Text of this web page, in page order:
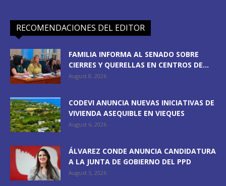
RECOMENDACIONES DEL EDITOR
FAMILIA INFORMA AL SENADO SOBRE
CIERRES Y QUERELLAS EN CENTROS DE...
August 8, 2026
CODEVI ANUNCIA NUEVAS INICIATIVAS DE
VIVIENDA ASEQUIBLE EN VIEQUES
August 6, 2026
ÁLVAREZ CONDE ANUNCIA CANDIDATURA
A LA JUNTA DE GOBIERNO DEL PPD
August 5, 2026